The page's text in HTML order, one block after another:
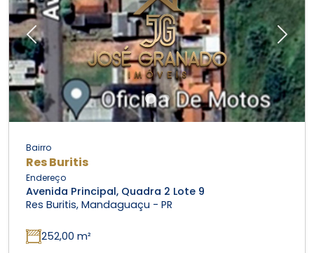
Previous Next
Bairro
Res Buritis
Endereço
Avenida Principal, Quadra 2 Lote 9
Res Buritis, Mandaguaçu - PR
252,00 m²